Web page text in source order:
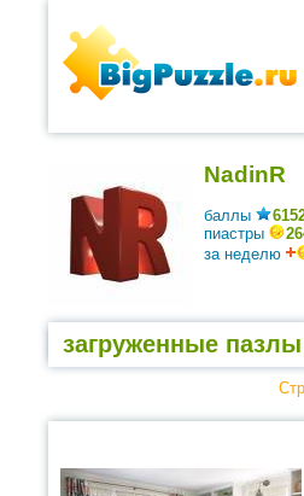
NadinR
баллы
пиастры
за неделю
загруженные пазлы